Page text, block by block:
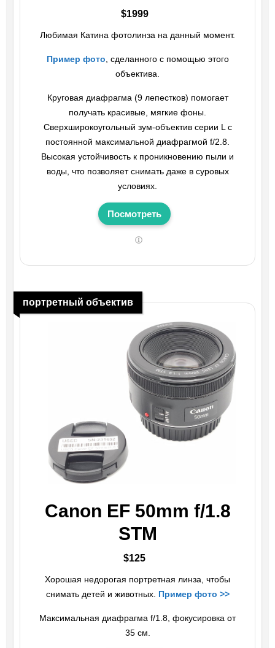
$1999
Любимая Катина фотолинза на данный момент.
Пример фото , сделанного с помощью этого
объектива.
Круговая диафрагма (9 лепестков) помогает
получать красивые, мягкие фоны.
Сверхширокоугольный зум-объектив серии L с
постоянной максимальной диафрагмой f/2.8.
Высокая устойчивость к проникновению пыли и
воды, что позволяет снимать даже в суровых
условиях.
Посмотреть
портретный объектив
Canon EF 50mm f/1.8
STM
$125
Хорошая недорогая портретная линза, чтобы
снимать детей и животных. Пример фото >>
Максимальная диафрагма f/1.8, фокусировка от
35 см.